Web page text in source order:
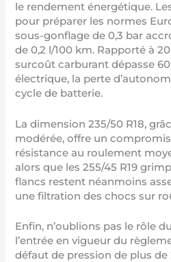
le rendement énergétique.
pour préparer les normes
sous-gonflage de 0,3 bar
de 0,2 l/100 km. Rapporté à
surcoût carburant dépasse
électrique, la perte
cycle de batterie.
La dimension 235/50 R18,
modérée, offre un
résistance au roulement
alors que les 255/45 R19
flancs restent néanmoins
une filtration des chocs sur
Enfin, n’oublions pas le rôle
l’entrée en vigueur du
défaut de pression de plus